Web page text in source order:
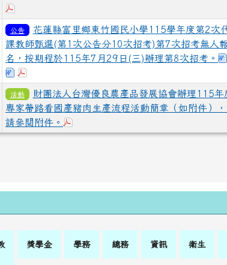
公告
花蓮縣富里鄉東竹國民小學115學年度第2次
課教師甄選(第1次公告分10次招考)第7次招考無人
名，按期程於115年7月29日(三)辦理第8次招考。
下載：115學年度東竹國小代課教師第2次公告簡
活動
財團法人台灣優良農產品發展協會辦理115年
專家帶路看國產豬肉生產流程活動簡章（如附件）
請參閱附件。
獎學金 學務 總務 資訊 衛生